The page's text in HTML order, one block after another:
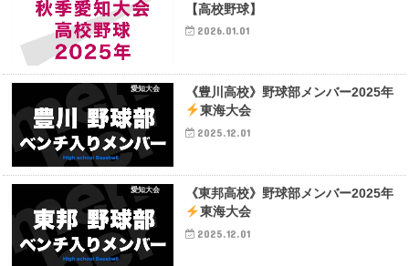
【高校野球】
2026.01.01
愛知大会
《豊川高校》野球部メンバー2025年
東海大会
2025.12.01
愛知大会
《東邦高校》野球部メンバー2025年
東海大会
2025.12.01